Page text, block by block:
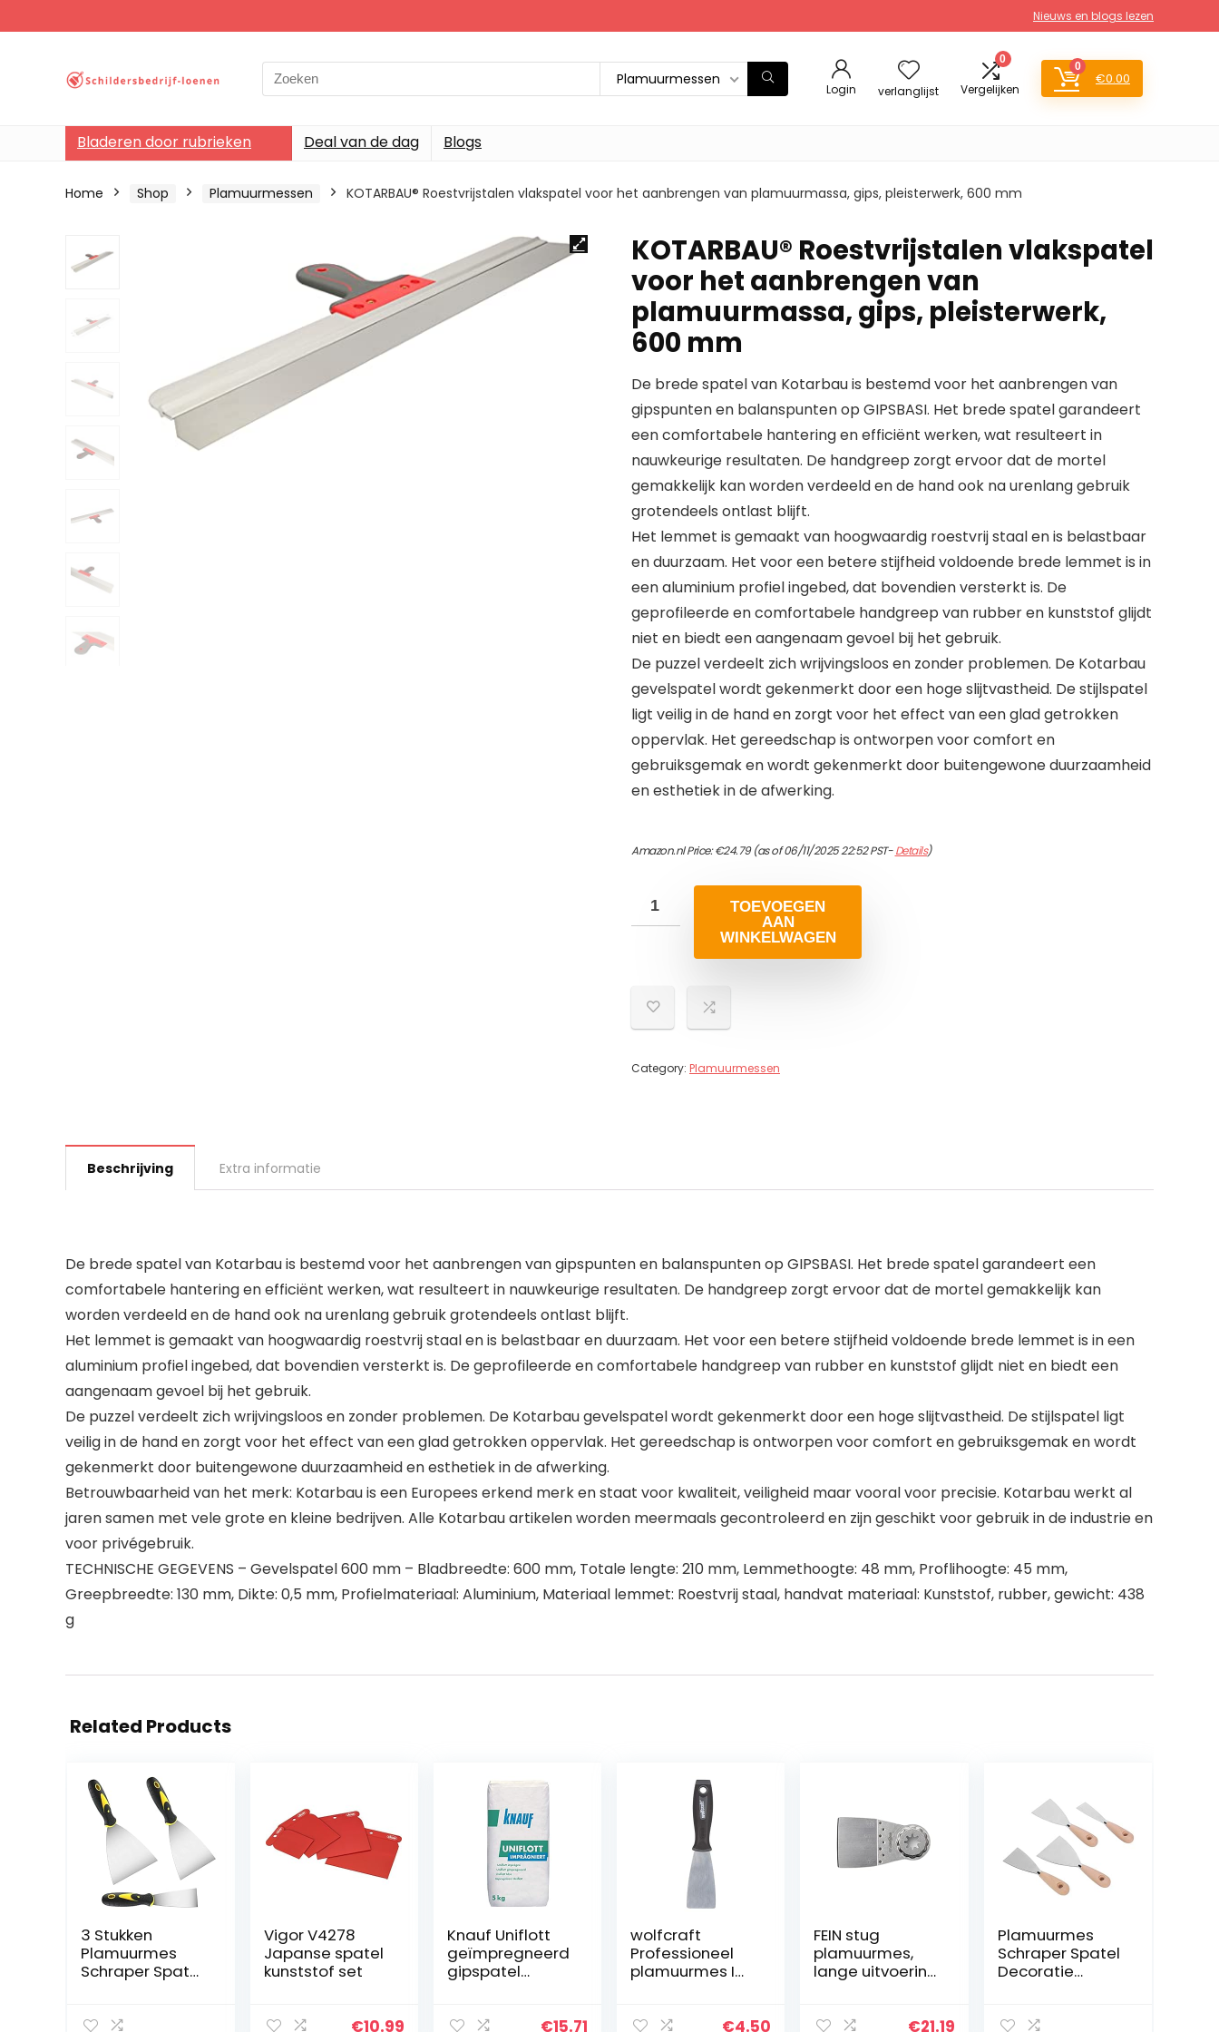
Nieuws en blogs lezen
Search
for:
Plamuurmessen
Login verlanglijst
0
Vergelijken
0
€0.00
Bladeren door rubrieken Deal van de dag Blogs
Home Shop Plamuurmessen KOTARBAU® Roestvrijstalen vlakspatel voor het aanbrengen van plamuurmassa, gips, pleisterwerk, 600 mm
KOTARBAU® Roestvrijstalen vlakspatel
voor het aanbrengen van
plamuurmassa, gips, pleisterwerk,
600 mm
De brede spatel van Kotarbau is bestemd voor het aanbrengen van
gipspunten en balanspunten op GIPSBASI. Het brede spatel garandeert
een comfortabele hantering en efficiënt werken, wat resulteert in
nauwkeurige resultaten. De handgreep zorgt ervoor dat de mortel
gemakkelijk kan worden verdeeld en de hand ook na urenlang gebruik
grotendeels ontlast blijft.
Het lemmet is gemaakt van hoogwaardig roestvrij staal en is belastbaar
en duurzaam. Het voor een betere stijfheid voldoende brede lemmet is in
een aluminium profiel ingebed, dat bovendien versterkt is. De
geprofileerde en comfortabele handgreep van rubber en kunststof glijdt
niet en biedt een aangenaam gevoel bij het gebruik.
De puzzel verdeelt zich wrijvingsloos en zonder problemen. De Kotarbau
gevelspatel wordt gekenmerkt door een hoge slijtvastheid. De stijlspatel
ligt veilig in de hand en zorgt voor het effect van een glad getrokken
oppervlak. Het gereedschap is ontworpen voor comfort en
gebruiksgemak en wordt gekenmerkt door buitengewone duurzaamheid
en esthetiek in de afwerking.
Amazon.nl Price:€24.79(as of 06/11/2025 22:52 PST-Details)
TOEVOEGEN
AAN
WINKELWAGEN
Category: Plamuurmessen
Beschrijving Extra informatie
De brede spatel van Kotarbau is bestemd voor het aanbrengen van gipspunten en balanspunten op GIPSBASI. Het brede spatel garandeert een
comfortabele hantering en efficiënt werken, wat resulteert in nauwkeurige resultaten. De handgreep zorgt ervoor dat de mortel gemakkelijk kan
worden verdeeld en de hand ook na urenlang gebruik grotendeels ontlast blijft.
Het lemmet is gemaakt van hoogwaardig roestvrij staal en is belastbaar en duurzaam. Het voor een betere stijfheid voldoende brede lemmet is in een
aluminium profiel ingebed, dat bovendien versterkt is. De geprofileerde en comfortabele handgreep van rubber en kunststof glijdt niet en biedt een
aangenaam gevoel bij het gebruik.
De puzzel verdeelt zich wrijvingsloos en zonder problemen. De Kotarbau gevelspatel wordt gekenmerkt door een hoge slijtvastheid. De stijlspatel ligt
veilig in de hand en zorgt voor het effect van een glad getrokken oppervlak. Het gereedschap is ontworpen voor comfort en gebruiksgemak en wordt
gekenmerkt door buitengewone duurzaamheid en esthetiek in de afwerking.
Betrouwbaarheid van het merk: Kotarbau is een Europees erkend merk en staat voor kwaliteit, veiligheid maar vooral voor precisie. Kotarbau werkt al
jaren samen met vele grote en kleine bedrijven. Alle Kotarbau artikelen worden meermaals gecontroleerd en zijn geschikt voor gebruik in de industrie en
voor privégebruik.
TECHNISCHE GEGEVENS – Gevelspatel 600 mm – Bladbreedte: 600 mm, Totale lengte: 210 mm, Lemmethoogte: 48 mm, Proflihoogte: 45 mm,
Greepbreedte: 130 mm, Dikte: 0,5 mm, Profielmateriaal: Aluminium, Materiaal lemmet: Roestvrij staal, handvat materiaal: Kunststof, rubber, gewicht: 438
g
Related Products
3 Stukken
Plamuurmes
Schraper Spatel
Roestvrijstalen
Vigor V4278
Japanse spatel
kunststof set
€10.99
Knauf Uniflott
geïmpregneerd
gipspatel
geïmpregneerd
€15.71
wolfcraft
Professioneel
plamuurmes I
van overgangen
€4.50
FEIN stug
plamuurmes,
lange uitvoering,
het verwijderen
€21.19
Plamuurmes
Schraper Spatel
Decoratie
Gereedschapss